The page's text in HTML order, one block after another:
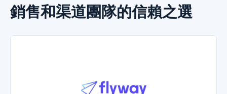
銷售和渠道團隊的信賴之選